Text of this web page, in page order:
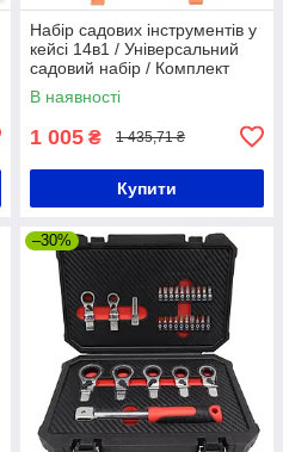
Набір садових інструментів у
кейсі 14в1 / Універсальний
садовий набір / Комплект
інструментів для городу
В наявності
1 005 ₴ 1 435,71 ₴
Купити
–30%